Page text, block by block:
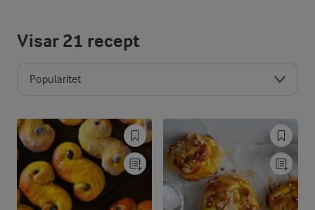
Visar21 recept
Popularitet